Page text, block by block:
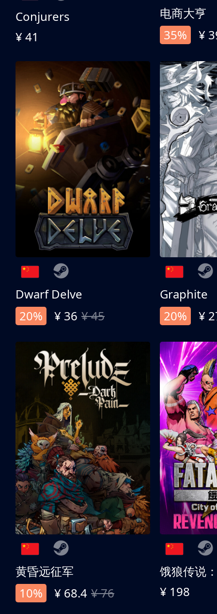
Conjurers
¥ 41
电商大亨
35%
¥
Dwarf Delve
20%
¥ 36 ¥ 45
Graphite
20%
¥
黄昏远征军
10%
¥ 68.4 ¥ 76 ¥ 198